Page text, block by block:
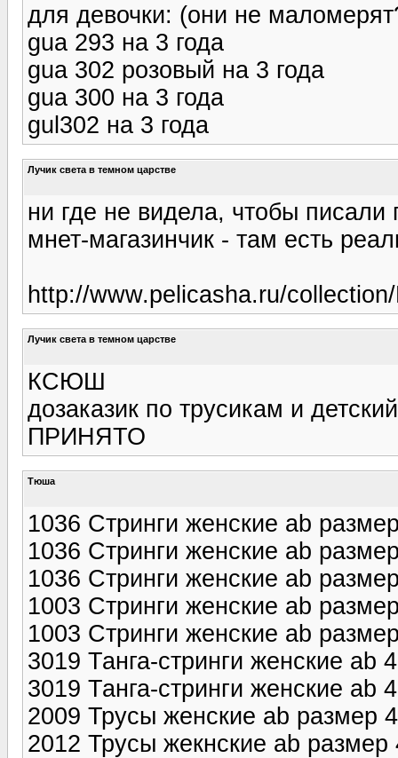
для девочки: (они не
gua 293 на 3 года
gua 302 розовый на 3 года
gua 300 на 3 года
gul302 на 3 года
Лучик света в темном царстве
ни где не видела, чтобы
мнет-магазинчик - там есть
http://www.pelicasha.ru/
Лучик света в темном царстве
КСЮШ
дозаказик по трусикам и
ПРИНЯТО
Тюша
1036 Стринги женские ab
1036 Стринги женские ab
1036 Стринги женские ab
1003 Стринги женские ab
1003 Стринги женские ab
3019 Танга-стринги женские ab
3019 Танга-стринги женские ab
2009 Трусы женские ab размер
2012 Трусы жекнские ab